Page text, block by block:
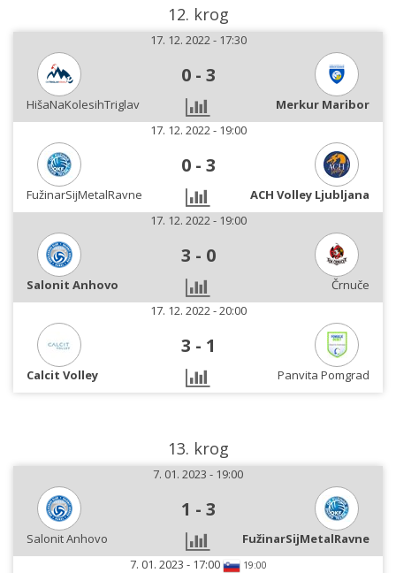
12. krog
17. 12. 2022 - 17:30
0 - 3
HišaNaKolesihTriglav
Merkur Maribor
17. 12. 2022 - 19:00
0 - 3
FužinarSijMetalRavne
ACH Volley Ljubljana
17. 12. 2022 - 19:00
3 - 0
Salonit Anhovo
Črnuče
17. 12. 2022 - 20:00
3 - 1
Calcit Volley Panvita Pomgrad
13. krog
7. 01. 2023 - 19:00
1 - 3
Salonit Anhovo
FužinarSijMetalRavne
7. 01. 2023 - 17:00
19:00